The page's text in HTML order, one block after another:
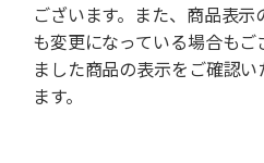
ございます。また、商品表
も変更になっている場合もご
ました商品の表示をご確認
ます。